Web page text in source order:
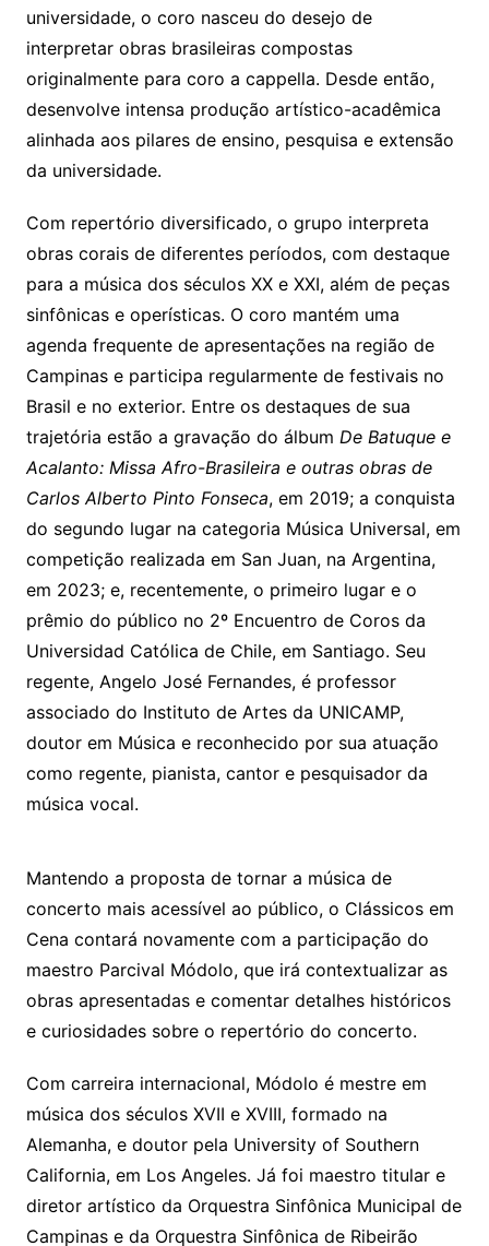
universidade, o coro nasceu do desejo de
interpretar obras brasileiras compostas
originalmente para coro a cappella. Desde então,
desenvolve intensa produção artístico-acadêmica
alinhada aos pilares de ensino, pesquisa e extensão
da universidade.
Com repertório diversificado, o grupo interpreta
obras corais de diferentes períodos, com destaque
para a música dos séculos XX e XXI, além de peças
sinfônicas e operísticas. O coro mantém uma
agenda frequente de apresentações na região de
Campinas e participa regularmente de festivais no
Brasil e no exterior. Entre os destaques de sua
trajetória estão a gravação do álbum De Batuque e
Acalanto: Missa Afro-Brasileira e outras obras de
Carlos Alberto Pinto Fonseca, em 2019; a conquista
do segundo lugar na categoria Música Universal, em
competição realizada em San Juan, na Argentina,
em 2023; e, recentemente, o primeiro lugar e o
prêmio do público no 2º Encuentro de Coros da
Universidad Católica de Chile, em Santiago. Seu
regente, Angelo José Fernandes, é professor
associado do Instituto de Artes da UNICAMP,
doutor em Música e reconhecido por sua atuação
como regente, pianista, cantor e pesquisador da
música vocal.
Mantendo a proposta de tornar a música de
concerto mais acessível ao público, o Clássicos em
Cena contará novamente com a participação do
maestro Parcival Módolo, que irá contextualizar as
obras apresentadas e comentar detalhes históricos
e curiosidades sobre o repertório do concerto.
Com carreira internacional, Módolo é mestre em
música dos séculos XVII e XVIII, formado na
Alemanha, e doutor pela University of Southern
California, em Los Angeles. Já foi maestro titular e
diretor artístico da Orquestra Sinfônica Municipal de
Campinas e da Orquestra Sinfônica de Ribeirão